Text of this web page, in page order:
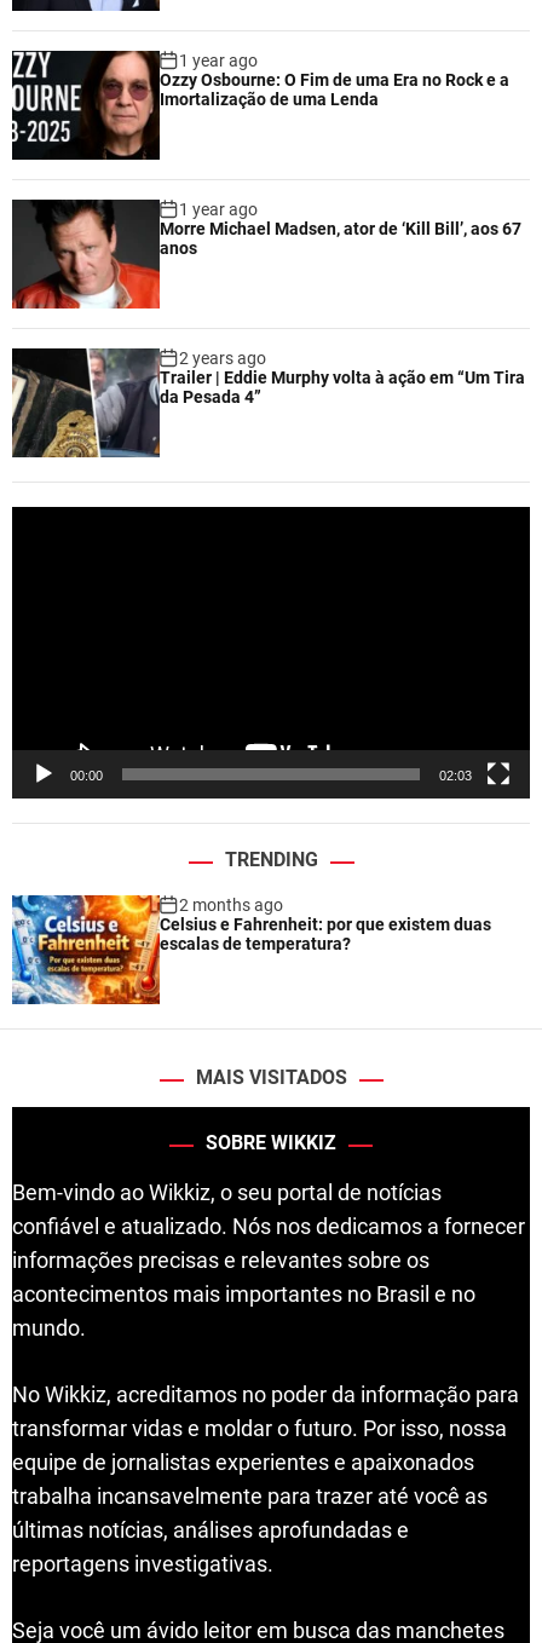
1 year ago
Ozzy Osbourne: O Fim de uma Era no Rock e a
Imortalização de uma Lenda
1 year ago
Morre Michael Madsen, ator de ‘Kill Bill’, aos 67
anos
2 years ago
Trailer | Eddie Murphy volta à ação em “Um Tira
da Pesada 4”
00:00 02:03
TRENDING
2 months ago
Celsius e Fahrenheit: por que existem duas
escalas de temperatura?
MAIS VISITADOS
SOBRE WIKKIZ
Bem-vindo ao Wikkiz, o seu portal de notícias
confiável e atualizado. Nós nos dedicamos a fornecer
informações precisas e relevantes sobre os
acontecimentos mais importantes no Brasil e no
mundo.
No Wikkiz, acreditamos no poder da informação para
transformar vidas e moldar o futuro. Por isso, nossa
equipe de jornalistas experientes e apaixonados
trabalha incansavelmente para trazer até você as
últimas notícias, análises aprofundadas e
reportagens investigativas.
Seja você um ávido leitor em busca das manchetes